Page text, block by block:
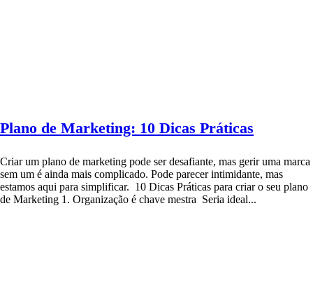
Plano de Marketing: 10 Dicas Práticas
Criar um plano de marketing pode ser desafiante, mas gerir uma marca
sem um é ainda mais complicado. Pode parecer intimidante, mas
estamos aqui para simplificar. 10 Dicas Práticas para criar o seu plano
de Marketing 1. Organização é chave mestra Seria ideal...